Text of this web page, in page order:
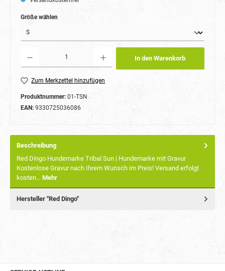
Größe wählen
Produkt Anzahl: Gib den gewünschten Wert ein oder benutze die Schaltflächen um die
In den Warenkorb
Zum Merkzettel hinzufügen
Produktnummer: 01-TSN
EAN: 9330725036086
Beschreibung
Red Dingo Hundemarke Tribal Sun | Hundemarke mit Gravur
Kostenlose Gravur nach Ihrem Wunsch im Preis! Versand erfolgt
kosten… Mehr
Hersteller "Red Dingo"